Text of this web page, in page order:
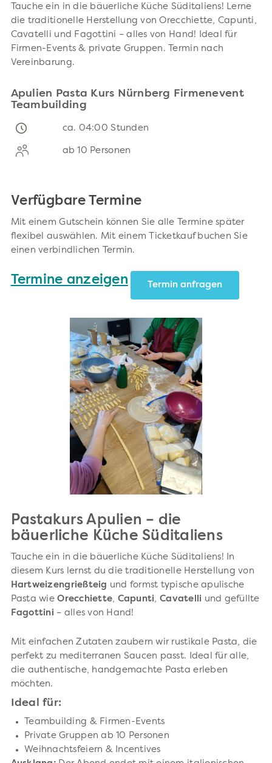
Tauche ein in die bäuerliche Küche Süditaliens! Lerne
die traditionelle Herstellung von Orecchiette, Capunti,
Cavatelli und Fagottini – alles von Hand! Ideal für
Firmen-Events & private Gruppen. Termin nach
Vereinbarung.
Apulien Pasta Kurs Nürnberg Firmenevent
Teambuilding
ca. 04:00 Stunden
ab 10 Personen
Verfügbare Termine
Mit einem Gutschein können Sie alle Termine später
flexibel auswählen. Mit einem Ticketkauf buchen Sie
einen verbindlichen Termin.
Termine anzeigen Termin anfragen
Pastakurs Apulien – die
bäuerliche Küche Süditaliens
Tauche ein in die bäuerliche Küche Süditaliens! In
diesem Kurs lernst du die traditionelle Herstellung von
Hartweizengrießteig und formst typische apulische
Pasta wieOrecchiette, Capunti,Cavatelli und gefüllte
Fagottini – alles von Hand!
Mit einfachen Zutaten zaubern wir rustikale Pasta, die
perfekt zu mediterranen Saucen passt. Ideal für alle,
die authentische, handgemachte Pasta erleben
möchten.
Ideal für:
Teambuilding & Firmen-Events
Private Gruppen ab 10 Personen
Weihnachtsfeiern & Incentives